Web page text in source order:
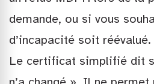
demande, ou si vous
d’incapacité soit réévalué.
Le certificat simplifié dit